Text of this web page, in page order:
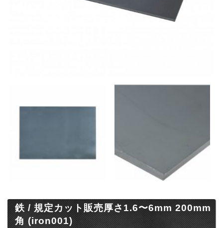
鉄 / 規定カット販売厚さ1.6〜6mm 200mm
角 (iron001)